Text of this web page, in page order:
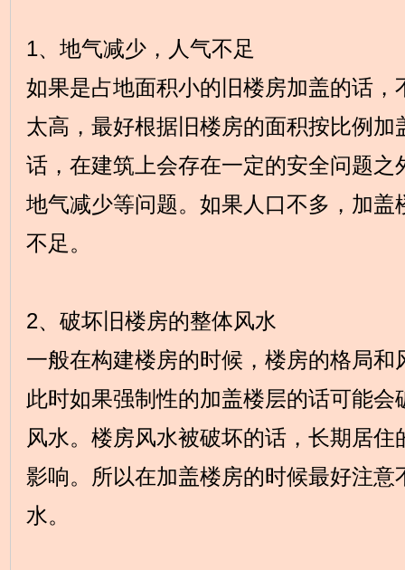
1、地气减少，人气不足
如果是占地面积小的旧楼房加盖的话，
太高，最好根据旧楼房的面积按比例加
话，在建筑上会存在一定的安全问题之
地气减少等问题。如果人口不多，加盖
不足。
2、破坏旧楼房的整体风水
一般在构建楼房的时候，楼房的格局和
此时如果强制性的加盖楼层的话可能会
风水。楼房风水被破坏的话，长期居
影响。所以在加盖楼房的时候最好注意
水。